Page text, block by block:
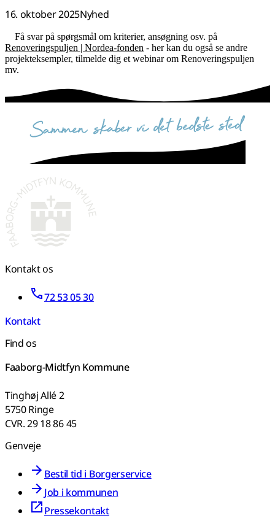
16. oktober 2025Nyhed
Få svar på spørgsmål om kriterier, ansøgning osv. på
Renoveringspuljen | Nordea-fonden - her kan du også se andre
projekteksempler, tilmelde dig et webinar om Renoveringspuljen
mv.
sammen skaber vi det bedste sted
Kontakt os
72 53 05 30
Kontakt
Find os
Faaborg-Midtfyn Kommune
Tinghøj Allé 2
5750 Ringe
CVR. 29 18 86 45
Genveje
Bestil tid i Borgerservice
Job i kommunen
Pressekontakt